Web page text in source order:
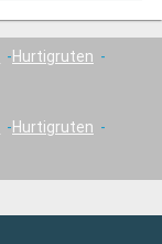
Hurtigruten
Hurtigruten